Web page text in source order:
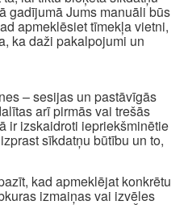
gadījumā Jums manuāli būs
apmeklēsiet tīmekļa vietni,
ka daži pakalpojumi un
– sesijas un pastāvīgās
arī pirmās vai trešās
ir izskaidroti iepriekšminētie
sīkdatņu būtību un to,
kad apmeklējat konkrētu
izmaiņas vai izvēles